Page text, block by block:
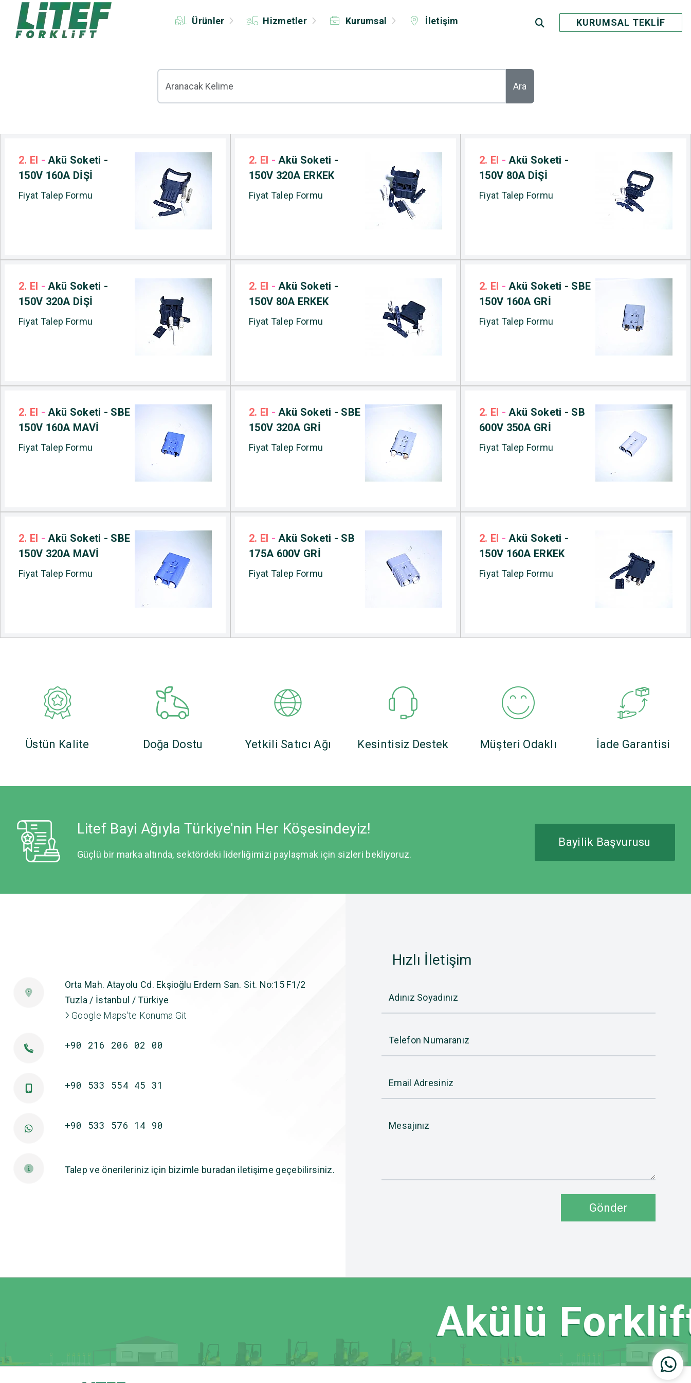
Ürünler Hizmetler Kurumsal İletişim KURUMSAL TEKLİF
Ara
2. El - Akü Soketi -
150V 160A DİŞİ
Fiyat Talep Formu
2. El - Akü Soketi -
150V 320A ERKEK
Fiyat Talep Formu
2. El - Akü Soketi -
150V 80A DİŞİ
Fiyat Talep Formu
2. El - Akü Soketi -
150V 320A DİŞİ
Fiyat Talep Formu
2. El - Akü Soketi -
150V 80A ERKEK
Fiyat Talep Formu
2. El - Akü Soketi - SBE
150V 160A GRİ
Fiyat Talep Formu
2. El - Akü Soketi - SBE
150V 160A MAVİ
Fiyat Talep Formu
2. El - Akü Soketi - SBE
150V 320A GRİ
Fiyat Talep Formu
2. El - Akü Soketi - SB
600V 350A GRİ
Fiyat Talep Formu
2. El - Akü Soketi - SBE
150V 320A MAVİ
Fiyat Talep Formu
2. El - Akü Soketi - SB
175A 600V GRİ
Fiyat Talep Formu
2. El - Akü Soketi -
150V 160A ERKEK
Fiyat Talep Formu
Üstün Kalite Doğa Dostu Yetkili Satıcı Ağı Kesintisiz Destek Müşteri Odaklı İade Garantisi
Litef Bayi Ağıyla Türkiye'nin Her Köşesindeyiz!
Güçlü bir marka altında, sektördeki liderliğimizi paylaşmak için sizleri bekliyoruz.
Bayilik Başvurusu
Orta Mah. Atayolu Cd. Ekşioğlu Erdem San. Sit. No:15 F1/2
Tuzla / İstanbul / Türkiye
Google Maps'te Konuma Git
+90 216 206 02 00
+90 533 554 45 31
+90 533 576 14 90
Talep ve önerileriniz için bizimle buradan iletişime geçebilirsiniz.
Hızlı İletişim
Adınız Soyadınız
Telefon Numaranız
Email Adresiniz
Mesajınız
Gönder
Akülü